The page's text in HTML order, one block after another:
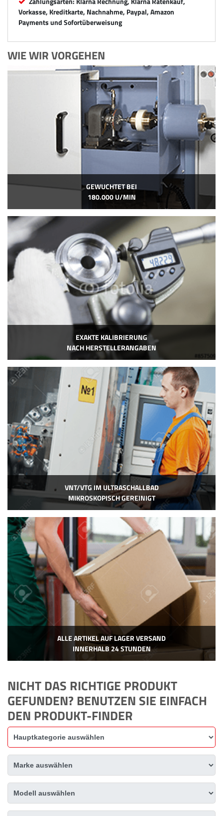
Vorkasse, Kreditkarte, Nachnahme, Paypal, Amazon
Payments und Sofortüberweisung
WIE WIR VORGEHEN
GEWUCHTET BEI
180.000 U/MIN
EXAKTE KALIBRIERUNG
NACH HERSTELLERANGABEN
VNT/VTG IM ULTRASCHALLBAD
MIKROSKOPISCH GEREINIGT
ALLE ARTIKEL AUF LAGER VERSAND
INNERHALB 24 STUNDEN
NICHT DAS RICHTIGE PRODUKT
GEFUNDEN? BENUTZEN SIE EINFACH
DEN PRODUKT-FINDER